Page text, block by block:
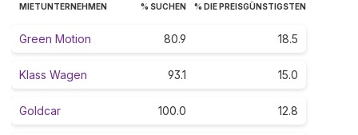
MIETUNTERNEHMEN % SUCHEN % DIE PREISGÜNSTIGSTEN
Green Motion 80.9 18.5
Klass Wagen 93.1 15.0
Goldcar 100.0 12.8